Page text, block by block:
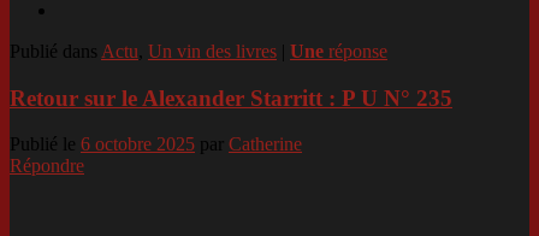
Publié dans Actu, Un vin des livres | Une réponse
Retour sur le Alexander Starritt : P U N° 235
Publié le 6 octobre 2025 par Catherine
Répondre